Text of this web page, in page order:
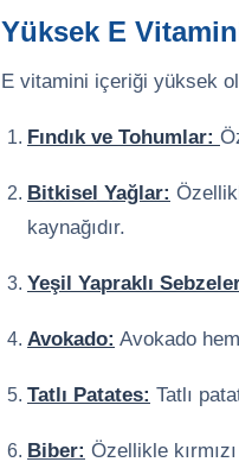
Yüksek E
E vitamini içeriği yüksek
Fındık ve Tohumlar:
Bitkisel Yağlar:
kaynağıdır.
Yeşil Yapraklı
Avokado: Avokado
Tatlı Patates: Tatlı
Biber: Özellikle